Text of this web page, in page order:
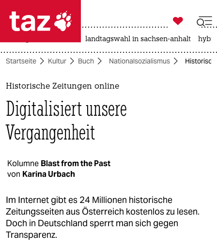
 taz zahl ich
taz zahl ich
themen
politik
öko
kultur
sport
berlin
nord

taz zahl ich
landtagswahl in sachsen-anhalt
Startseite Kultur Buch Nationalsozialismus
Historische Zeitungen online
Digitalisiert unsere
Vergangenheit
Kolumne Blast from the Past
von Karina Urbach
Im Internet gibt es 24 Millionen historische
Zeitungsseiten aus Österreich kostenlos zu lesen.
Doch in Deutschland sperrt man sich gegen
Transparenz.